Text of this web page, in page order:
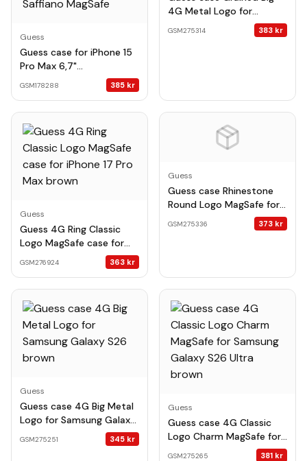
Guess
Guess case for iPhone 15
Pro Max 6,7"
GUHMP15XPSAHMCU
purple hardcase Saffiano
GSM178288 385 kr
4G Metal Logo for
Samsung Galaxy S26
GSM275314 383 kr
Guess
Guess 4G Ring Classic
Logo MagSafe case for
iPhone 17 Pro Max brown
GSM276924 363 kr
Guess
Guess case Rhinestone
Round Logo MagSafe for
Samsung Galaxy S26
GSM275336 373 kr
Guess
Guess case 4G Big Metal
Logo for Samsung Galaxy
GSM275251 345 kr
Guess
Guess case 4G Classic
Logo Charm MagSafe for
Samsung Galaxy S26
GSM275265 381 kr